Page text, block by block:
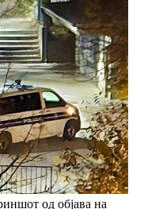
од објава на